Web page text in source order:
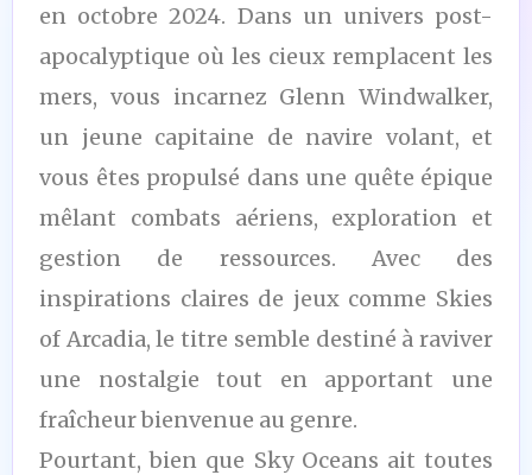
en octobre 2024. Dans un univers post-
apocalyptique où les cieux remplacent les
mers, vous incarnez Glenn Windwalker,
un jeune capitaine de navire volant, et
vous êtes propulsé dans une quête épique
mêlant combats aériens, exploration et
gestion de ressources. Avec des
inspirations claires de jeux comme Skies
of Arcadia, le titre semble destiné à raviver
une nostalgie tout en apportant une
fraîcheur bienvenue au genre.
Pourtant, bien que Sky Oceans ait toutes